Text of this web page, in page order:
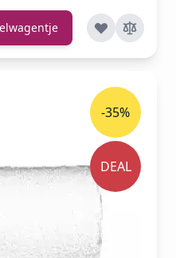
-35%
DEAL